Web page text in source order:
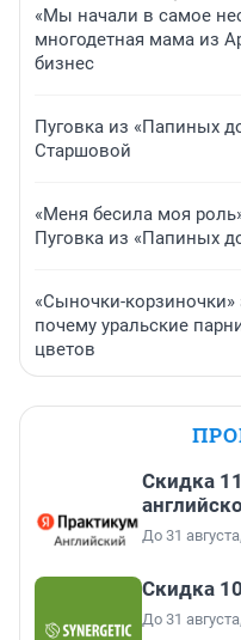
«Мы начали в самое
многодетная мама из
бизнес
Пуговка из «Папиных
Старшовой
«Меня бесила моя
Пуговка из «Папиных
«Сыночки-корзиночки»
почему уральские
цветов
Скидка
До 31
Скидка
До 31